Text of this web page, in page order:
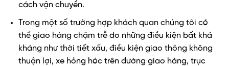
cách vận chuyển.
Trong một số trường hợp khách quan chúng tôi có
thể giao hàng chậm trễ do những điều kiện bất khả
kháng như thời tiết xấu, điều kiện giao thông không
thuận lợi, xe hỏng hóc trên đường giao hàng, trục